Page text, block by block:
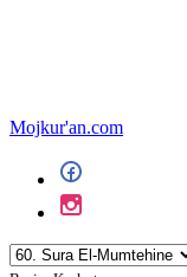
Mojkur'an.com